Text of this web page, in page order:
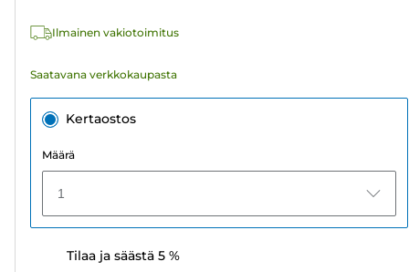
Ilmainen vakiotoimitus
Saatavana verkkokaupasta
Kertaostos
Määrä
1
Tilaa ja säästä 5 %